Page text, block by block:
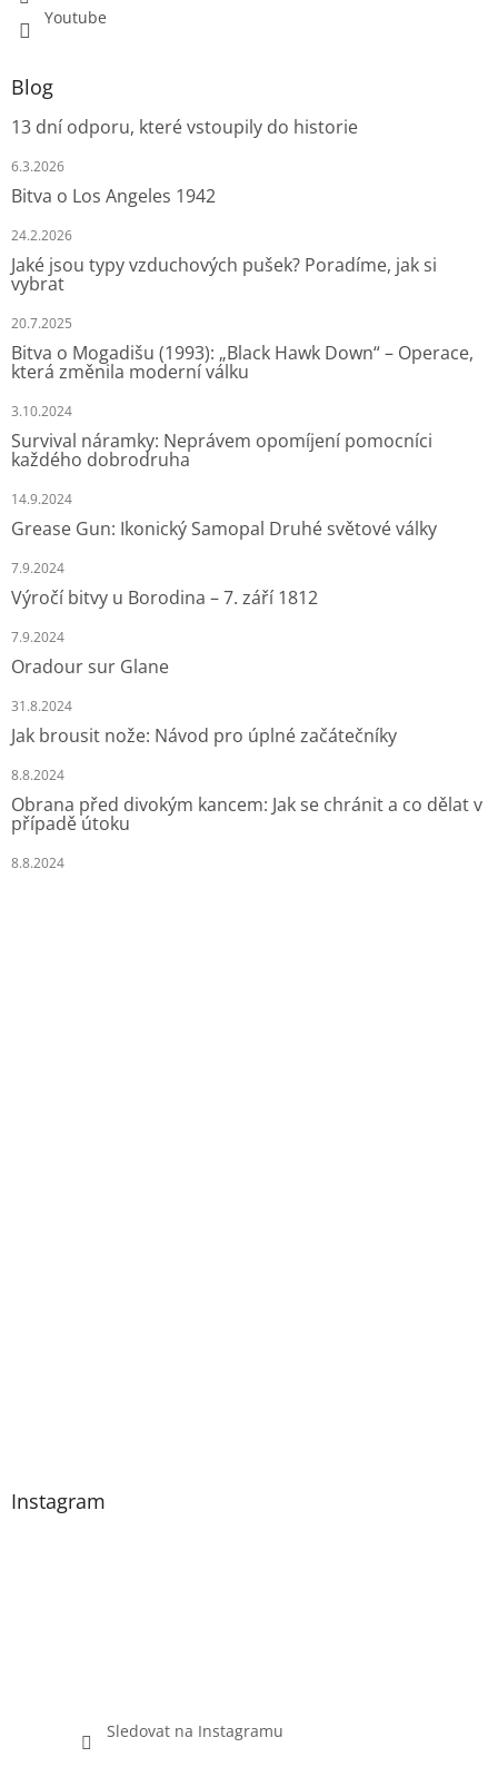
Youtube
Blog
13 dní odporu, které vstoupily do historie
6.3.2026
Bitva o Los Angeles 1942
24.2.2026
Jaké jsou typy vzduchových pušek? Poradíme, jak si
vybrat
20.7.2025
Bitva o Mogadišu (1993): „Black Hawk Down“ – Operace,
která změnila moderní válku
3.10.2024
Survival náramky: Neprávem opomíjení pomocníci
každého dobrodruha
14.9.2024
Grease Gun: Ikonický Samopal Druhé světové války
7.9.2024
Výročí bitvy u Borodina – 7. září 1812
7.9.2024
Oradour sur Glane
31.8.2024
Jak brousit nože: Návod pro úplné začátečníky
8.8.2024
Obrana před divokým kancem: Jak se chránit a co dělat v
případě útoku
8.8.2024
Instagram
Sledovat na Instagramu